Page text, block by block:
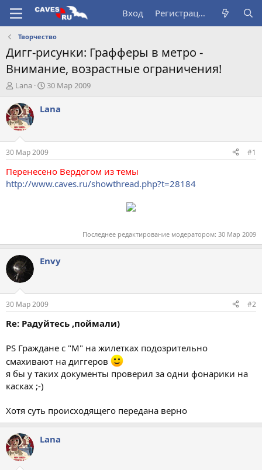
Вход Регистрация
Творчество
Дигг-рисунки: Графферы в метро -
Внимание, возрастные ограничения!
А
т
о
р
т
е
м
ы
Lana
Д
т
ч
а
л
30 Мар 2009
Lana
30 Мар 2009 #1
Перенесено Вердогом из темы
http://www.caves.ru/showthread.php?t=28184
Последнее редактирование модератором: 30 Мар 2009
Envy
30 Мар 2009 #2
Re: Радуйтесь ,поймали)
PS Граждане с "М" на жилетках подозрительно
смахивают на диггеров
я бы у таких документы проверил за одни фонарики на
касках ;-)
Хотя суть происходящего передана верно
Lana